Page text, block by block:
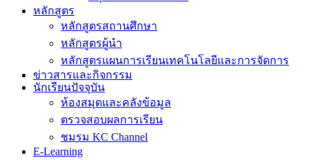
หลักสูตร
หลักสูตรสถานศึกษา
หลักสูตรผู้นำ
หลักสูตรแผนการเรียนเทคโนโลยีและการจัดการ
ข่าวสารและกิจกรรม
นักเรียนปัจจุบัน
ห้องสมุดและคลังข้อมูล
ตรวจสอบผลการเรียน
ชมรม KC Channel
E-Learning